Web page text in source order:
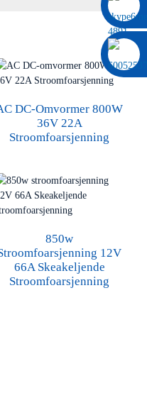
DC-Omvormer 800W
36V 22A
Stroomfoarsjenning
850w
12V
66A Skeakeljende
Stroomfoarsjenning